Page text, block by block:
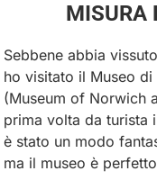
MISURA
Sebbene abbia
ho visitato il Museo
(Museum of Norwich
prima volta da turista
è stato un modo
ma il museo è